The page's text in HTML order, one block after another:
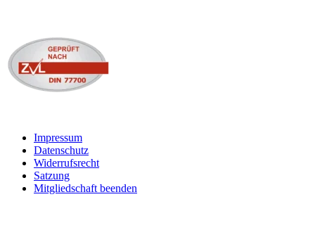
Impressum
Datenschutz
Widerrufsrecht
Satzung
Mitgliedschaft beenden